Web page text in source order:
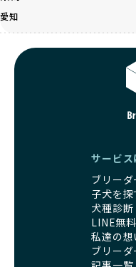
ます。この活動により、
BreederFamiliesのこう
でなく、すべてのワンち
な一歩です。ユーザー
子犬をお迎えすることで
支えることができます。
BreederFamiliesに登録
身ともに健康に育つため
遺伝的なリスクを最小限
考えられた食事、子犬が
さらに獣医師と連携した
その結果、
気で健康なスタートを切
子犬の社会性は、家庭で
す。
営利優先ブリーダーは、
な繁殖を行いがちです。
担をかけたり、子犬を
ど、健康を犠牲にした管
うな方法では、ワンちゃ
にとっても将来的な医療
健康を最優先に考えてい
カラーの子犬を販売する
事管理もしっかり行い、
ワンちゃんの健康を第一
「見た目以上に健康重視
引退犬とは、繁殖期を終
愛知
サービス
ブリーダ
子犬を探
犬種診断
LINE無
私達の想
ブリー